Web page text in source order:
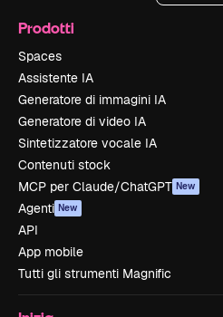
Prodotti
Spaces
Assistente IA
Generatore di immagini IA
Generatore di video IA
Sintetizzatore vocale IA
Contenuti stock
MCP per Claude/ChatGPT New
Agenti New
API
App mobile
Tutti gli strumenti Magnific